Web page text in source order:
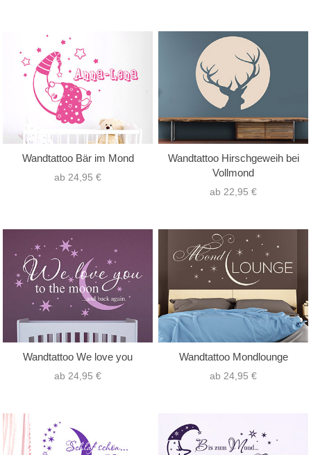
Wandtattoo Bär im Mond
ab 24,95 €
Wandtattoo Hirschgeweih bei
Vollmond
ab 22,95 €
Wandtattoo We love you
ab 24,95 €
Wandtattoo Mondlounge
ab 24,95 €